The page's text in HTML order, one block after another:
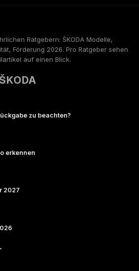
Ratgebern: ŠKODA Modelle,
Förderung 2026. Pro Ratgeber sehen
auf einen Blick.
zu beachten?
erkennen
2027